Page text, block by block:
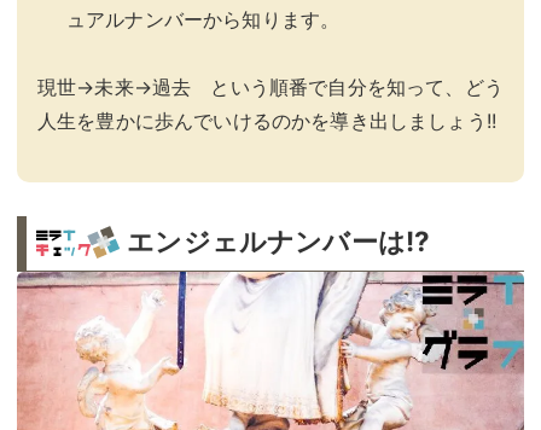
ュアルナンバーから知ります。
現世→未来→過去 という順番で自分を知って、どう
人生を豊かに歩んでいけるのかを導き出しましょう!!
エンジェルナンバーは!?